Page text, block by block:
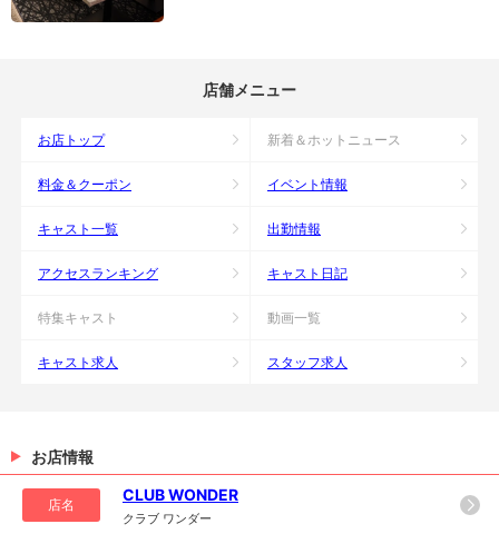
店舗メニュー
お店トップ 新着＆ホットニュース
料金＆クーポン イベント情報
キャスト一覧 出勤情報
アクセスランキング キャスト日記
特集キャスト 動画一覧
キャスト求人 スタッフ求人
お店情報
店名
CLUB WONDER
クラブ ワンダー